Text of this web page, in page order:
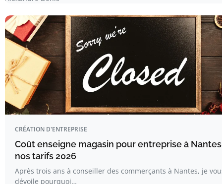
CRÉATION D'ENTREPRISE
Coût enseigne magasin pour entreprise à Nantes
nos tarifs 2026
Après trois ans à conseiller des commerçants à Nantes, je
dévoile pourquoi…